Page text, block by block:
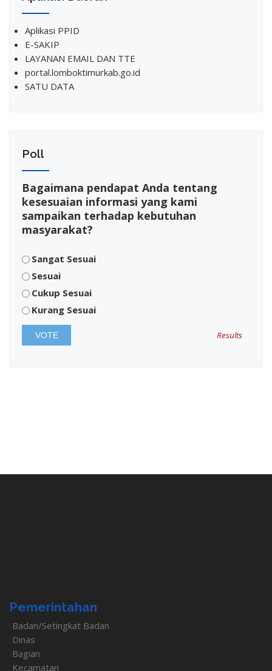
Aplikasi PPID
E-SAKIP
LAYANAN EMAIL DAN TTE
portal.lomboktimurkab.go.id
SATU DATA
Poll
Bagaimana pendapat Anda tentang
kesesuaian informasi yang kami
sampaikan terhadap kebutuhan
masyarakat?
Sangat Sesuai
Sesuai
Cukup Sesuai
Kurang Sesuai
Results
Pemerintahan
Badan/Setingkat Badan
Dinas
Bagian
Kecamatan